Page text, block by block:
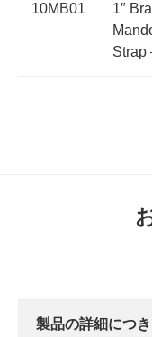
10MB01
1″
Strap
製品の詳細につ